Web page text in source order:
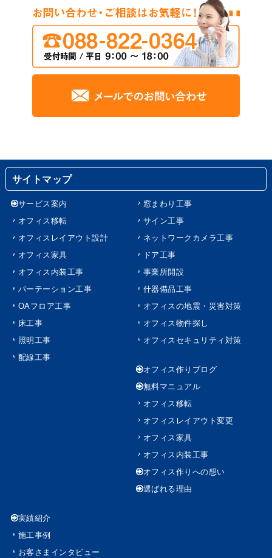
吊戸棚撤去と収納・カウンター導入によるレイアウト変更事例
2026年4月4日
物置スペースをOAフロアで執務スペースに｜置き敷タイプで
低コスト・短工期を実現した施工事例
明るく清潔感のある事務所階段へ改修｜安全性と印象を高める
階段リニューアル事例
サイトマップ
サービス案内
オフィス移転
オフィスレイアウト設計
オフィス家具
オフィス内装工事
パーテーション工事
OAフロア工事
床工事
照明工事
配線工事
窓まわり工事
サイン工事
ネットワークカメラ工事
ドア工事
事業所開設
什器備品工事
オフィスの地震・災害対策
オフィス物件探し
オフィスセキュリティ対策
オフィス作りブログ
無料マニュアル
オフィス移転
オフィスレイアウト変更
オフィス家具
オフィス内装工事
オフィス作りへの想い
選ばれる理由
実績紹介
施工事例
お客さまインタビュー